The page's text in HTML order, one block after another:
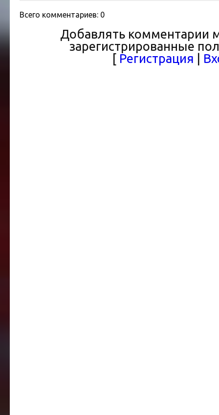
Всего комментариев: 0
Добавлять комментарии
зарегистрированные
[ Регистрация